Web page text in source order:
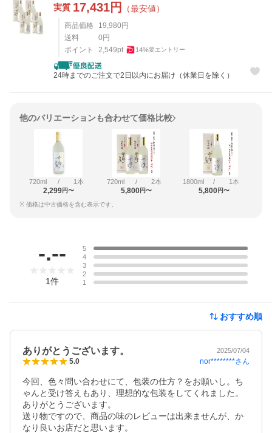
実質 17,431円 （最安値）
商品価格 19,980 円
送料
0 円
ポイント
2,549pt 14%要エントリー
24時までのご注文で2日以内にお届け（休業日を除く）
他のバリエーションも合わせて価格比較
720ml / 1本
2,299円〜
720ml / 2本
5,800円〜
1800ml / 1本
5,800円〜
※ 価格は中古価格を含む表示です。
-.--
1件
5
4
3
2
1
おすすめ順
ありがとうございます。 2025/07/04
5.0 nor********さん
今回、色々問い合わせにて、包装の仕方？をお願いし。ち
ゃんと受け答えもあり、理想的な包装をしてくれました。
ありがとうございます。
送り物ですので、商品の味のレビューは出来ませんが、か
なり良いお店だと思います。